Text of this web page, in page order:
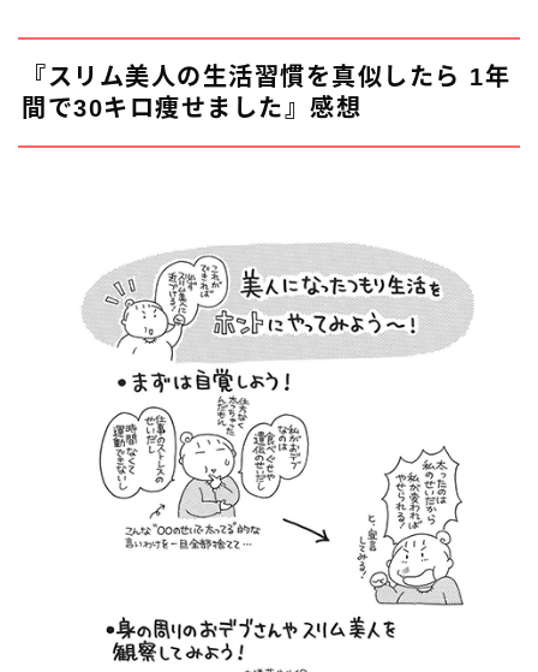
『スリム美人の生活習慣を真似したら 1年
間で30キロ痩せました』感想